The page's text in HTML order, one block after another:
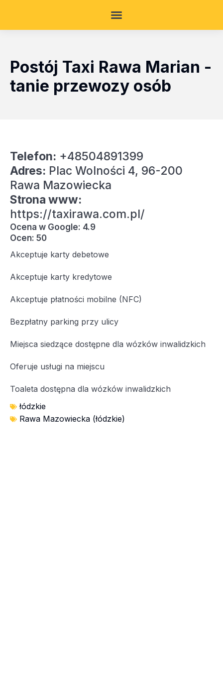
Postój Taxi Rawa Marian -
tanie przewozy osób
Telefon: +48504891399
Adres: Plac Wolności 4, 96-200
Rawa Mazowiecka
Strona www:
https://taxirawa.com.pl/
Ocena w Google: 4.9
Ocen: 50
Akceptuje karty debetowe
Akceptuje karty kredytowe
Akceptuje płatności mobilne (NFC)
Bezpłatny parking przy ulicy
Miejsca siedzące dostępne dla wózków inwalidzkich
Oferuje usługi na miejscu
Toaleta dostępna dla wózków inwalidzkich
łódzkie
Rawa Mazowiecka (łódzkie)